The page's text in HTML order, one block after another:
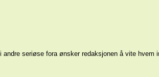
seriøse fora ønsker redaksjonen å vite hvem